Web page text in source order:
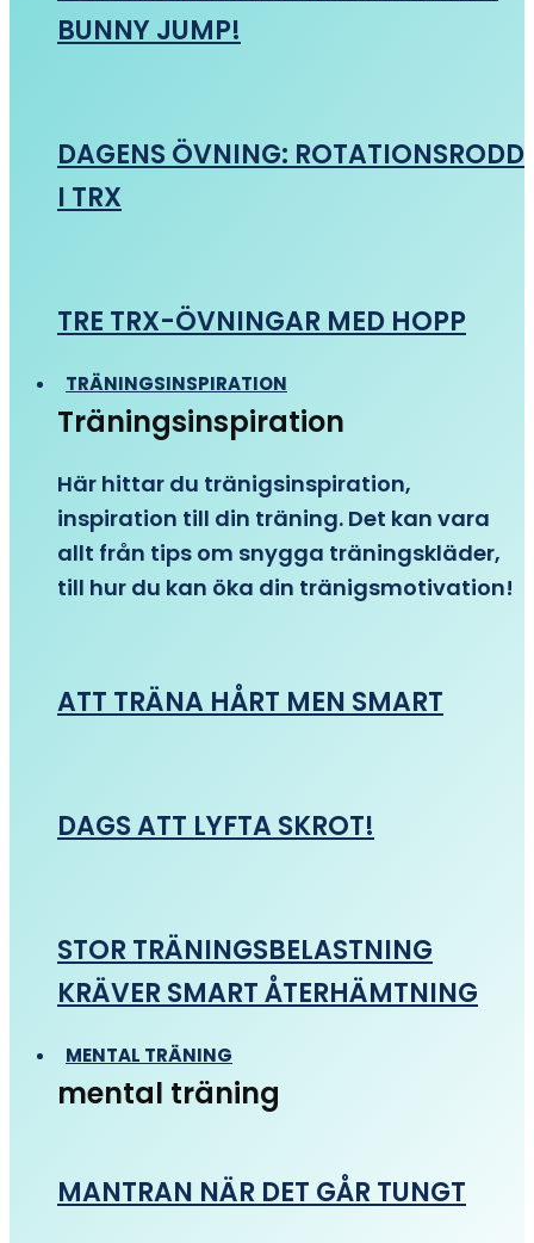
BUNNY JUMP!
DAGENS ÖVNING: ROTATIONSRODD
I TRX
TRE TRX-ÖVNINGAR MED HOPP
TRÄNINGSINSPIRATION
Träningsinspiration
Här hittar du tränigsinspiration,
inspiration till din träning. Det kan vara
allt från tips om snygga träningskläder,
till hur du kan öka din tränigsmotivation!
ATT TRÄNA HÅRT MEN SMART
DAGS ATT LYFTA SKROT!
STOR TRÄNINGSBELASTNING
KRÄVER SMART ÅTERHÄMTNING
MENTAL TRÄNING
mental träning
MANTRAN NÄR DET GÅR TUNGT